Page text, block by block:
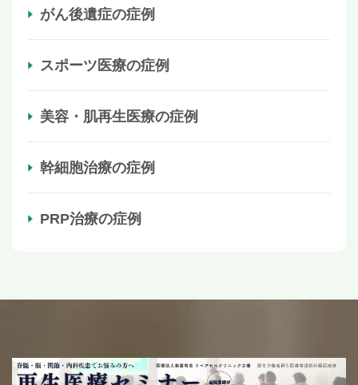
がん後遺症の症例
スポーツ医療の症例
美容・肌再生医療の症例
幹細胞治療の症例
PRP治療の症例